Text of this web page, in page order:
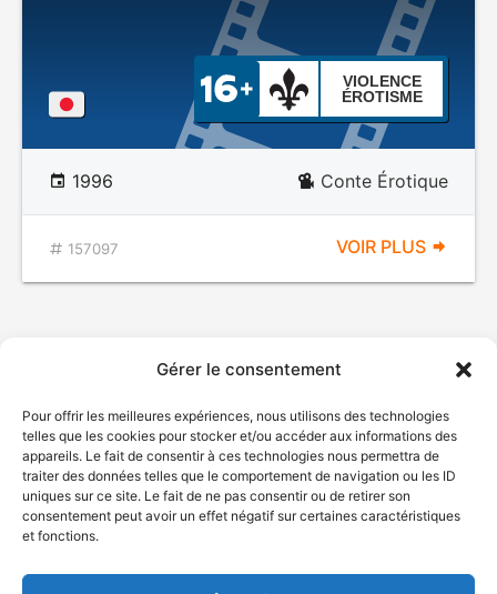
Gérer le consentement
Pour offrir les meilleures expériences, nous utilisons des technologies
telles que les cookies pour stocker et/ou accéder aux informations des
appareils. Le fait de consentir à ces technologies nous permettra de
traiter des données telles que le comportement de navigation ou les ID
uniques sur ce site. Le fait de ne pas consentir ou de retirer son
consentement peut avoir un effet négatif sur certaines caractéristiques
et fonctions.
VIOLENCE
ÉROTISME
1996 Conte Érotique
157097 VOIR PLUS
© Gouvernement du Québec, 2026
Plan du site